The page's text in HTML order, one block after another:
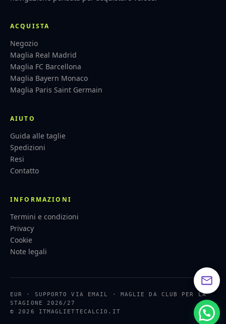
ACQUISTA
Negozio
Maglia Real Madrid
Maglia FC Barcellona
Maglia Bayern Monaco
Maglia Paris Saint Germain
AIUTO
Guida alle taglie
Spedizioni
Resi
Contatto
INFORMAZIONI
Termini e condizioni
Privacy
Cookie
Note legali
EUR · SUPPORTO VIA EMAIL · MAGLIE DA CLUB PER LA
STAGIONE 2026/27
© 2026 ITMAGLIETTECALCIO.IT